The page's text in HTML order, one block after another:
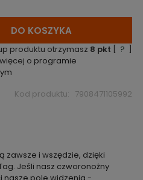
pojawił się w
DO KOSZYKA
produktu otrzymasz 8 pkt [ ? ]
o programie
Kod produktu: 7908471105992
zawsze i wszędzie, dzięki
Jeśli nasz czworonożny